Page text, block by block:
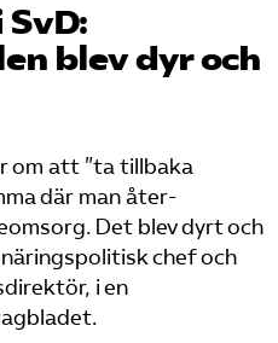
blev dyr och
om att ”ta tillbaka
där man åter­
Det blev dyrt och
chef och
i en